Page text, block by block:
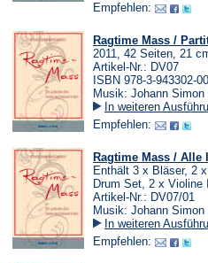
Empfehlen:
Ragtime Mass /
2011, 42 Seiten, 21
Artikel-Nr.: DV07
ISBN 978-3-943302-
Musik: Johann Simon
In weiteren
Empfehlen:
Ragtime Mass / Alle
Enthält 3 x Bläser, 2
Drum Set, 2 x Violine I
Artikel-Nr.: DV07/01
Musik: Johann Simon
In weiteren
Empfehlen: